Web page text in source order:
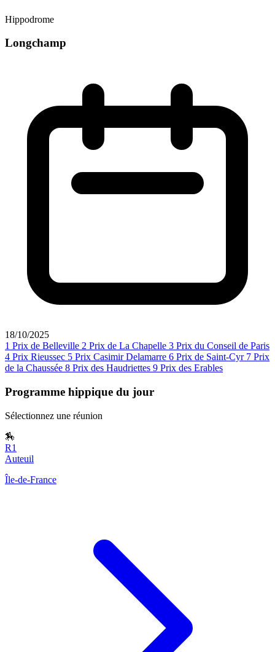
Hippodrome
Longchamp
18/10/2025
1 Prix de Belleville 2 Prix de La Chapelle 3 Prix du Conseil de Paris
4 Prix Rieussec 5 Prix Casimir Delamarre 6 Prix de Saint-Cyr 7 Prix
de la Chaussée 8 Prix des Haudriettes 9 Prix des Erables
Programme hippique du jour
Sélectionnez une réunion
🏇
R1
Auteuil
Île-de-France